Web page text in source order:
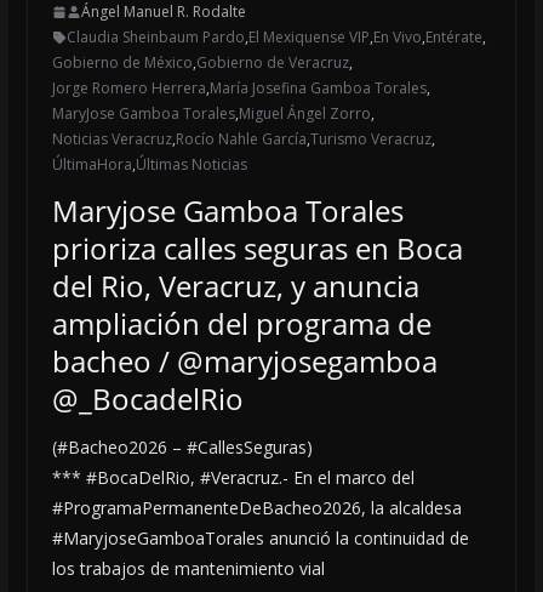
Ángel Manuel R. Rodalte
Claudia Sheinbaum Pardo,El Mexiquense VIP,En Vivo,Entérate,
Gobierno de México,Gobierno de Veracruz,
Jorge Romero Herrera,María Josefina Gamboa Torales,
MaryJose Gamboa Torales,Miguel Ángel Zorro,
Noticias Veracruz,Rocío Nahle García,Turismo Veracruz,
ÚltimaHora,Últimas Noticias
Maryjose Gamboa Torales
prioriza calles seguras en Boca
del Rio, Veracruz, y anuncia
ampliación del programa de
bacheo / @maryjosegamboa
@_BocadelRio
(#Bacheo2026 – #CallesSeguras)
*** #BocaDelRio, #Veracruz.- En el marco del
#ProgramaPermanenteDeBacheo2026, la alcaldesa
#MaryjoseGamboaTorales anunció la continuidad de
los trabajos de mantenimiento vial